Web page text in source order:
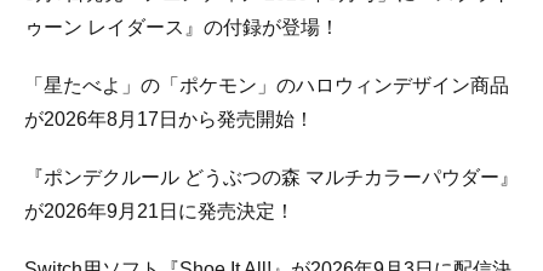
ゥーン レイダース』の付録が登場！
「星たべよ」の「ポケモン」のハロウィンデザイン商品
が2026年8月17日から発売開始！
『ポンデクルール どうぶつの森 マルチカラーパウダー』
が2026年9月21日に発売決定！